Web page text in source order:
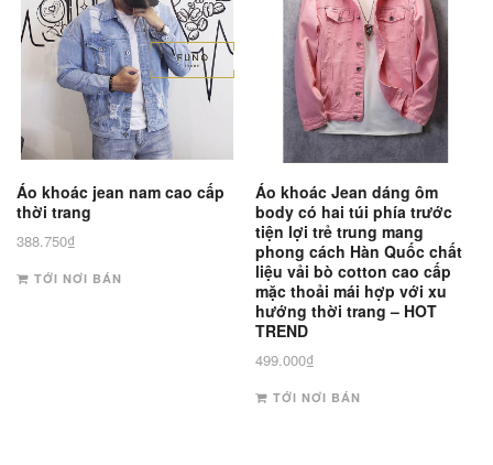
Áo khoác jean nam cao cấp
thời trang
388.750₫
TỚI NƠI BÁN
Áo khoác Jean dáng ôm
body có hai túi phía trước
tiện lợi trẻ trung mang
phong cách Hàn Quốc chất
liệu vải bò cotton cao cấp
mặc thoải mái hợp với xu
hướng thời trang – HOT
TREND
499.000₫
TỚI NƠI BÁN